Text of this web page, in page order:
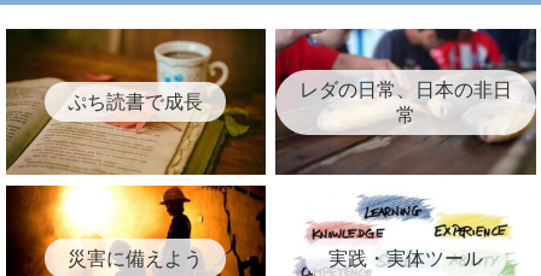
ぷち読書で成長
レダの日常、日本の非日
常
災害に備えよう 実践・実体ツール